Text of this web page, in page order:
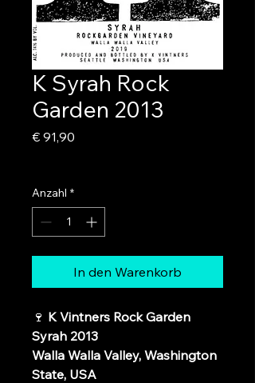
K Syrah Rock
Garden 2013
€ 91,90
Anzahl *
In den Warenkorb
🍷 K Vintners Rock Garden
Syrah 2013
Walla Walla Valley, Washington
State, USA